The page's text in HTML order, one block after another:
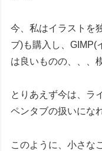
今、私はイラストを
ブ)も購入し、GIMP(
は良いものの、、、
とりあえず今は、ラ
ペンタブの扱いにな
このように、小さな